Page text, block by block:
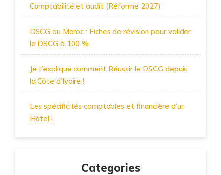
Comptabilité et audit (Réforme 2027)
DSCG au Maroc : Fiches de révision pour valider
le DSCG à 100 %
Je t’explique comment Réussir le DSCG depuis
la Côte d’Ivoire !
Les spécificités comptables et financière d’un
Hôtel !
Categories